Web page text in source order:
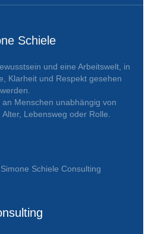
Schiele
und eine Arbeitswelt, in
Klarheit und Respekt gesehen
werden.
Menschen unabhängig von
Lebensweg oder Rolle.
Schiele Consulting